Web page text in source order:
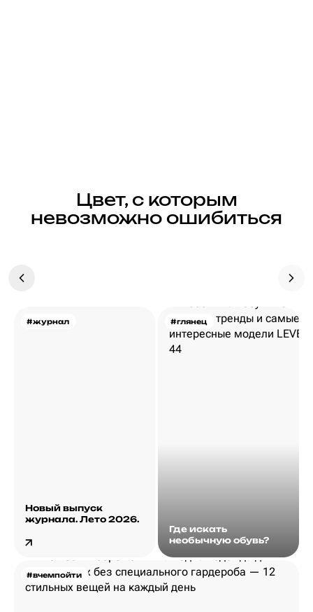
Цвет, с которым
невозможно ошибиться
#журнал
Новый выпуск
журнала. Лето 2026.
#глянец
Где искать
необычную обувь?
#вчемпойти